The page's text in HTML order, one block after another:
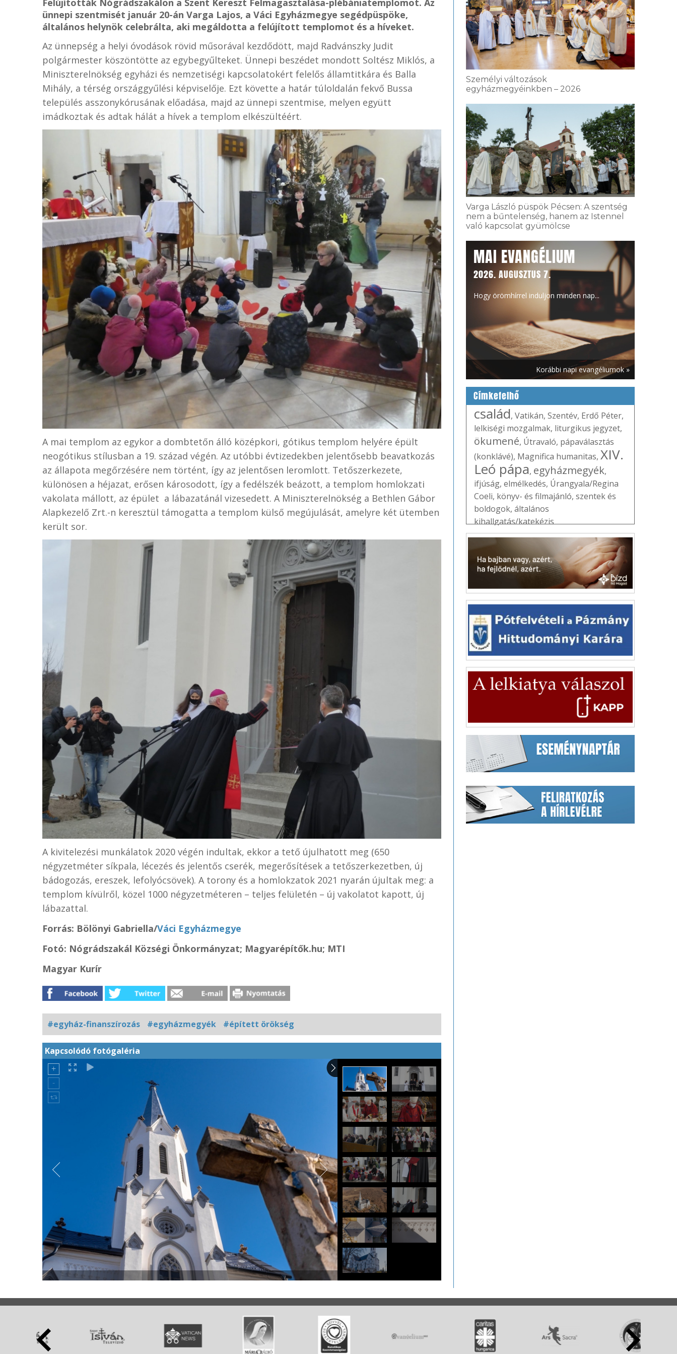
ünnepi szentmisét január 20-án Varga Lajos, a Váci Egyházmegye segédpüspöke,
általános helynök celebrálta, aki megáldotta a felújított templomot és a híveket.
Az ünnepség a helyi óvodások rövid műsorával kezdődött, majd Radvánszky Judit
polgármester köszöntötte az egybegyűlteket. Ünnepi beszédet mondott Soltész Miklós, a
Miniszterelnökség egyházi és nemzetiségi kapcsolatokért felelős államtitkára és Balla
Mihály, a térség országgyűlési képviselője. Ezt követte a határ túloldalán fekvő Bussa
település asszonykórusának előadása, majd az ünnepi szentmise, melyen együtt
imádkoztak és adtak hálát a hívek a templom elkészültéért.
A mai templom az egykor a dombtetőn álló középkori, gótikus templom helyére épült
neogótikus stílusban a 19. század végén. Az utóbbi évtizedekben jelentősebb beavatkozás
az állapota megőrzésére nem történt, így az jelentősen leromlott. Tetőszerkezete,
különösen a héjazat, erősen károsodott, így a fedélszék beázott, a templom homlokzati
vakolata mállott, az épület a lábazatánál vizesedett. A Miniszterelnökség a Bethlen Gábor
Alapkezelő Zrt.-n keresztül támogatta a templom külső megújulását, amelyre két ütemben
került sor.
A kivitelezési munkálatok 2020 végén indultak, ekkor a tető újulhatott meg (650
négyzetméter síkpala, lécezés és jelentős cserék, megerősítések a tetőszerkezetben, új
bádogozás, ereszek, lefolyócsövek). A torony és a homlokzatok 2021 nyarán újultak meg: a
templom kívülről, közel 1000 négyzetméteren – teljes felületén – új vakolatot kapott, új
lábazattal.
Forrás: Bölönyi Gabriella/Váci Egyházmegye
Fotó: Nógrádszakál Községi Önkormányzat; Magyarépítők.hu; MTI
Magyar Kurír
#egyház-finanszírozás #egyházmegyék #épített örökség
Kapcsolódó fotógaléria
Személyi változások
egyházmegyéinkben – 2026
Varga László püspök Pécsen: A szentség
nem a bűntelenség, hanem az Istennel
való kapcsolat gyümölcse
MAI EVANGÉLIUM
2026. AUGUSZTUS 7.
Hogy örömhírrel induljon minden nap...
Korábbi napi evangéliumok »
Címkefelhő
család, Vatikán, Szentév, Erdő Péter,
lelkiségi mozgalmak, liturgikus jegyzet,
ökumené, Útravaló, pápaválasztás
(konklávé), Magnifica humanitas, XIV.
Leó pápa, egyházmegyék,
ifjúság, elmélkedés, Úrangyala/Regina
Coeli, könyv- és filmajánló, szentek és
boldogok, általános
kihallgatás/katekézis